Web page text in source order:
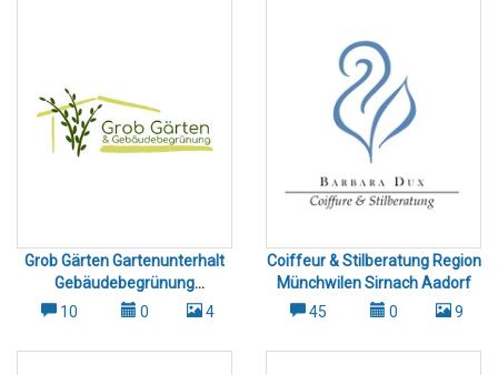
Grob Gärten Gartenunterhalt
Gebäudebegrünung
Dachbegrünung Frauenfeld
10 0 4
Coiffeur & Stilberatung Region
Münchwilen Sirnach Aadorf
45
0 9